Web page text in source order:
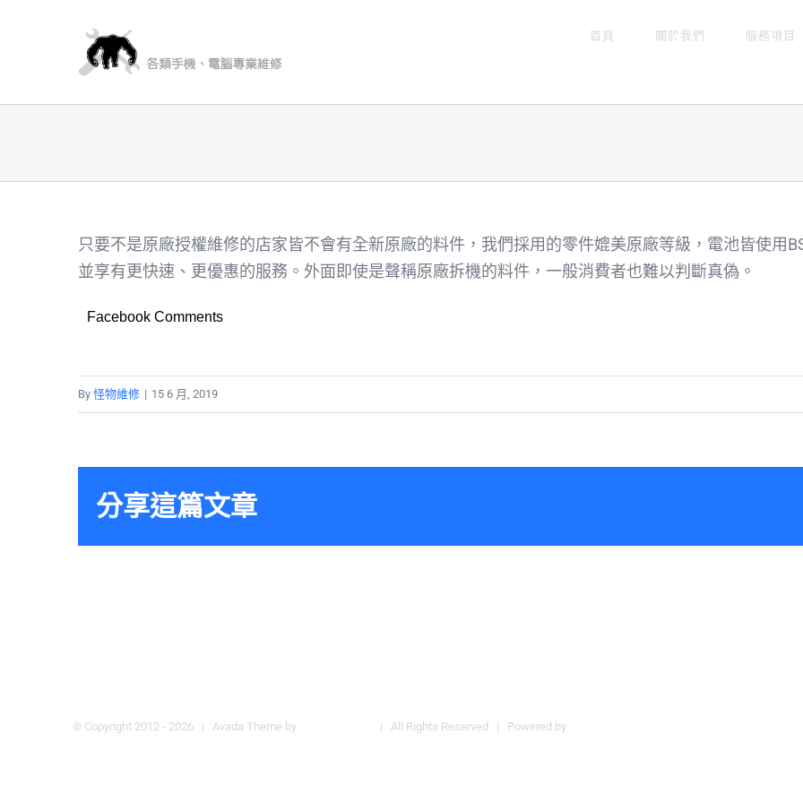
首頁 關於我們 服務項目
只要不是原廠授權維修的店家皆不會有全新原廠的料件，我們採用的零件媲美原廠等級，電池皆使用
並享有更快速、更優惠的服務。外面即使是聲稱原廠拆機的料件，一般消費者也難以判斷真偽。
Facebook Comments
By 怪物維修 | 15 6 月, 2019
分享這篇文章
© Copyright 2012 - 2026 | Avada Theme by | All Rights Reserved | Powered by